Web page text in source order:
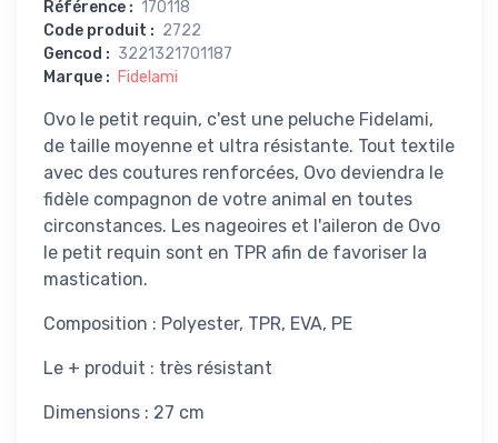
Référence : 170118
Code produit : 2722
Gencod : 3221321701187
Marque : Fidelami
Ovo le petit requin, c'est une peluche Fidelami,
de taille moyenne et ultra résistante. Tout textile
avec des coutures renforcées, Ovo deviendra le
fidèle compagnon de votre animal en toutes
circonstances. Les nageoires et l'aileron de Ovo
le petit requin sont en TPR afin de favoriser la
mastication.
Composition : Polyester, TPR, EVA, PE
Le + produit : très résistant
Dimensions : 27 cm